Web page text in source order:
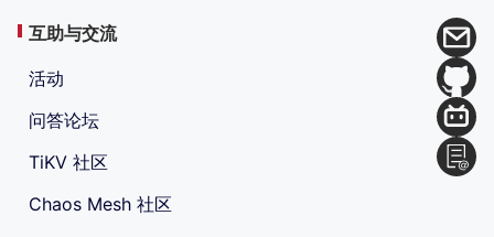
互助与交流
活动
问答论坛
TiKV 社区
Chaos Mesh 社区